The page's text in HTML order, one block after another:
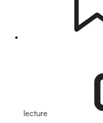
lecture